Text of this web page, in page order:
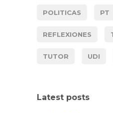
POLITICAS PT
REFLEXIONES
TUTOR UDI
Latest posts